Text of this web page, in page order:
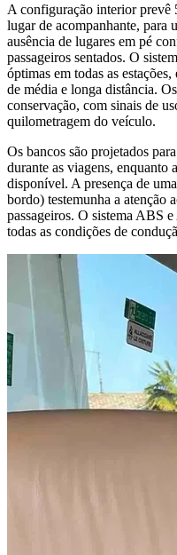
A configuração interior prevê
lugar de acompanhante, para
ausência de lugares em pé
passageiros sentados. O
óptimas em todas as
de média e longa distância.
conservação, com sinais de
quilometragem do veículo.
Os bancos são projetados
durante as viagens, enquanto
disponível. A presença de
bordo) testemunha a atenção
passageiros. O sistema ABS
todas as condições de